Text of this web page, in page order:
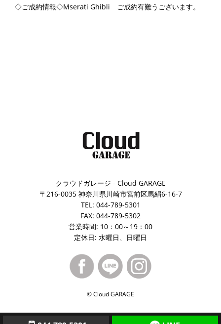
◇ご成約情報◇Mserati Ghibli ご成約有難うございます。
クラウドガレージ - Cloud GARAGE
〒216-0035 神奈川県川崎市宮前区馬絹6-16-7
TEL: 044-789-5301
FAX: 044-789-5302
営業時間: 10：00～19：00
定休日: 水曜日、日曜日
© Cloud GARAGE